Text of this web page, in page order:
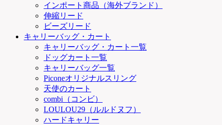
インポート商品（海外ブランド）
伸縮リード
ビーズリード
キャリーバッグ・カート
キャリーバッグ・カート一覧
ドッグカート一覧
キャリーバッグ一覧
Piconeオリジナルスリング
天使のカート
combi（コンビ）
LOULOU29（ルルドヌフ）
ハードキャリー